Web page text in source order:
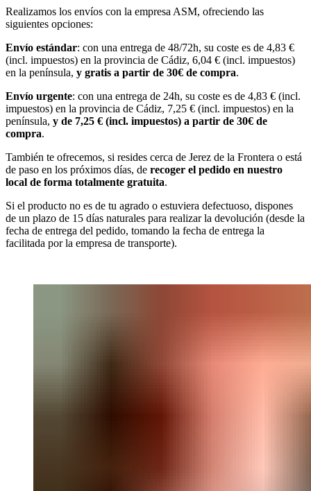
Realizamos los envíos con la empresa ASM, ofreciendo las
siguientes opciones:
Envío estándar: con una entrega de 48/72h, su coste es de 4,83 €
(incl. impuestos) en la provincia de Cádiz, 6,04 € (incl. impuestos)
en la península, y gratis a partir de 30€ de compra.
Envío urgente: con una entrega de 24h, su coste es de 4,83 € (incl.
impuestos) en la provincia de Cádiz, 7,25 € (incl. impuestos) en la
península, y de 7,25 € (incl. impuestos) a partir de 30€ de
compra.
También te ofrecemos, si resides cerca de Jerez de la Frontera o está
de paso en los próximos días, de recoger el pedido en nuestro
local de forma totalmente gratuita.
Si el producto no es de tu agrado o estuviera defectuoso, dispones
de un plazo de 15 días naturales para realizar la devolución (desde la
fecha de entrega del pedido, tomando la fecha de entrega la
facilitada por la empresa de transporte).